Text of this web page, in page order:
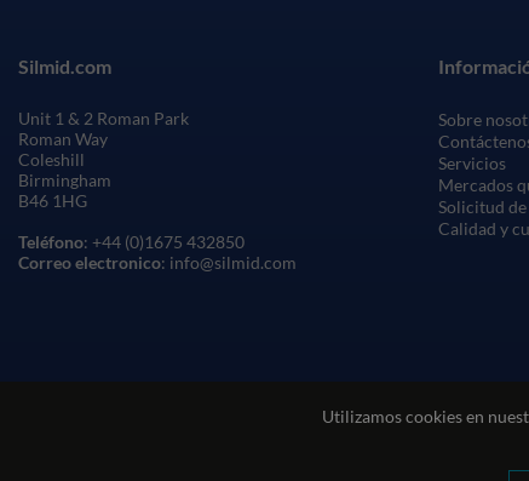
Utilizamos cookies en
Sobre
Servicios
Mercados
Solicitud
Calidad y
Silmid.com
Unit 1 & 2 Roman Park
Roman Way
Coleshill
Birmingham
B46 1HG
Teléfono: +44 (0)1675 432850
Correo electronico: info@silmid.com